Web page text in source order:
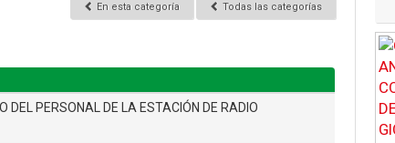
En esta categoría Todas las categorías
DEL PERSONAL DE LA ESTACIÓN DE RADIO